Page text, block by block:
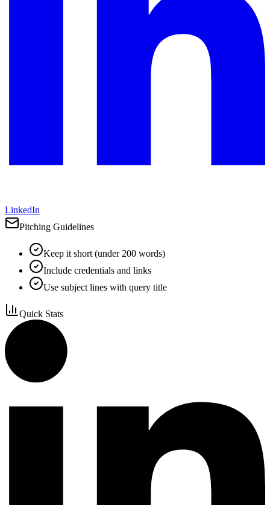
LinkedIn
Pitching Guidelines
Keep it short (under 200 words)
Include credentials and links
Use subject lines with query title
Quick Stats